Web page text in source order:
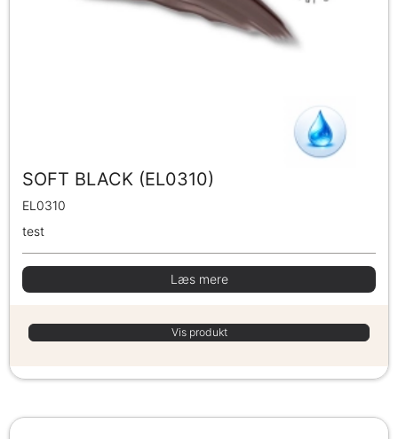
SOFT BLACK (EL0310)
EL0310
test
Læs mere
Vis produkt